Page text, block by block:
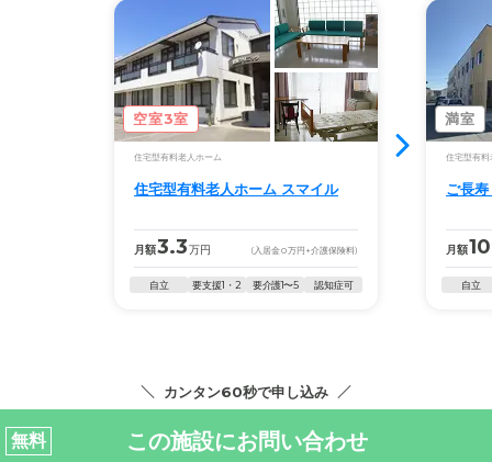
空室3室
住宅型有料老人ホーム
住宅型有料老人ホーム スマイル
月額3.3万円 (入居金0万円 +介護保険料)
自立 要支援1・2 要介護1〜5 認知症可
満室
住宅型有料
ご長
月額
自立
カンタン60秒で申し込み
無料 この施設にお問い合わせ